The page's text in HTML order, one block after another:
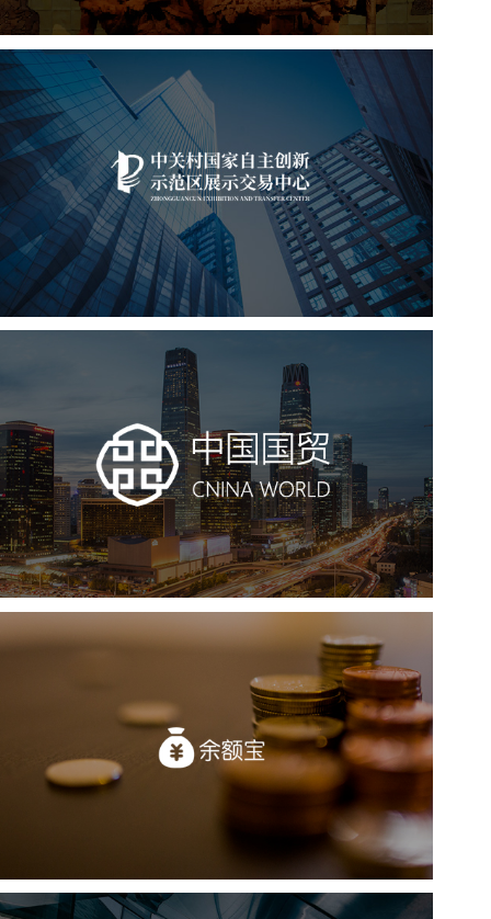
关村国家自主展示中心
文化艺术 展示中心
智慧展馆
展馆网站建设
中国国贸
房地产 商业地产 地产网站建设
网站建设
电商网站
天弘基金(余额宝)
金融保险 社区网站
移动端网站